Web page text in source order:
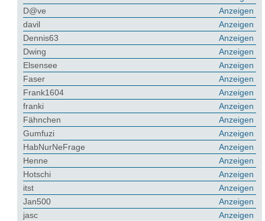
Anzeigen
D@ve
Anzeigen
davil
Anzeigen
Dennis63
Anzeigen
Dwing
Anzeigen
Elsensee
Anzeigen
Faser
Anzeigen
Frank1604
Anzeigen
franki
Anzeigen
Fähnchen
Anzeigen
Gumfuzi
Anzeigen
HabNurNeFrage
Anzeigen
Henne
Anzeigen
Hotschi
Anzeigen
itst
Anzeigen
Jan500
Anzeigen
jasc